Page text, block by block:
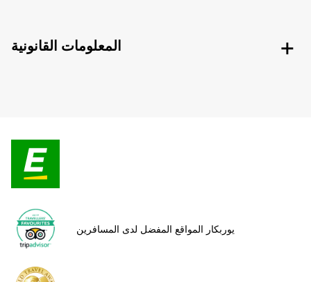
المعلومات القانونية
يوربكار المواقع المفضل لدى المسافرين